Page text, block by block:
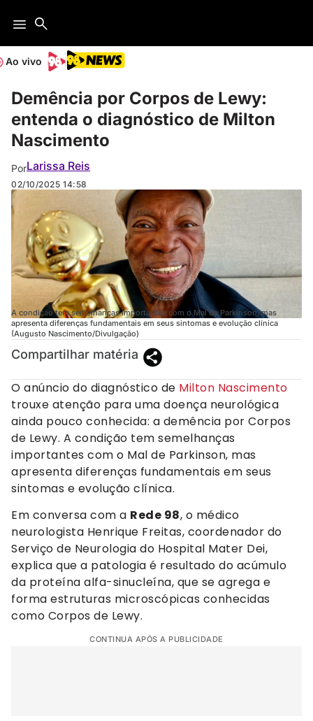
Ao vivo
Demência por Corpos de Lewy:
entenda o diagnóstico de Milton
Nascimento
PorLarissa Reis
02/10/2025 14:58
A condição tem semelhanças importantes com o Mal de Parkinson, mas
apresenta diferenças fundamentais em seus sintomas e evolução clínica
(Augusto Nascimento/Divulgação)
Compartilhar matéria
O anúncio do diagnóstico de Milton Nascimento
trouxe atenção para uma doença neurológica
ainda pouco conhecida: a demência por Corpos
de Lewy. A condição tem semelhanças
importantes com o Mal de Parkinson, mas
apresenta diferenças fundamentais em seus
sintomas e evolução clínica.
Em conversa com a Rede 98, o médico
neurologista Henrique Freitas, coordenador do
Serviço de Neurologia do Hospital Mater Dei,
explica que a patologia é resultado do acúmulo
da proteína alfa-sinucleína, que se agrega e
forma estruturas microscópicas conhecidas
como Corpos de Lewy.
CONTINUA APÓS A PUBLICIDADE